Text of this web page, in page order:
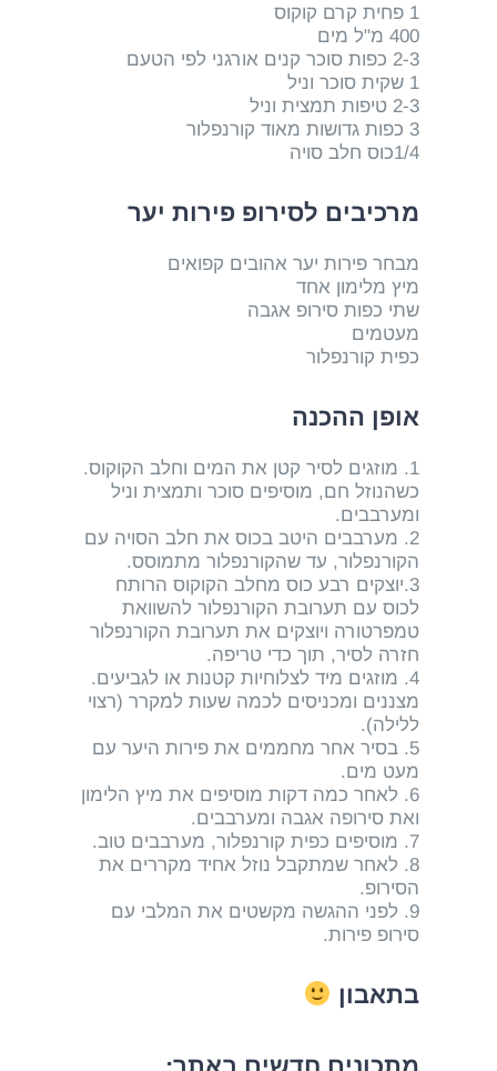
1 פחית קרם קוקוס
400 מ"ל מים
2-3 כפות סוכר קנים אורגני לפי הטעם
1 שקית סוכר וניל
2-3 טיפות תמצית וניל
3 כפות גדושות מאוד קורנפלור
1/4כוס חלב סויה
מרכיבים לסירופ פירות יער
מבחר פירות יער אהובים קפואים
מיץ מלימון אחד
שתי כפות סירופ אגבה
מעטמים
כפית קורנפלור
אופן ההכנה
1. מוזגים לסיר קטן את המים וחלב הקוקוס.
כשהנוזל חם, מוסיפים סוכר ותמצית וניל
ומערבבים.
2. מערבבים היטב בכוס את חלב הסויה עם
הקורנפלור, עד שהקורנפלור מתמוסס.
3.יוצקים רבע כוס מחלב הקוקוס הרותח
לכוס עם תערובת הקורנפלור להשוואת
טמפרטורה ויוצקים את תערובת הקורנפלור
חזרה לסיר, תוך כדי טריפה.
4. מוזגים מיד לצלוחיות קטנות או לגביעים.
מצננים ומכניסים לכמה שעות למקרר (רצוי
ללילה).
5. בסיר אחר מחממים את פירות היער עם
מעט מים.
6. לאחר כמה דקות מוסיפים את מיץ הלימון
ואת סירופה אגבה ומערבבים.
7. מוסיפים כפית קורנפלור, מערבבים טוב.
8. לאחר שמתקבל נוזל אחיד מקררים את
הסירופ.
9. לפני ההגשה מקשטים את המלבי עם
סירופ פירות.
בתאבון